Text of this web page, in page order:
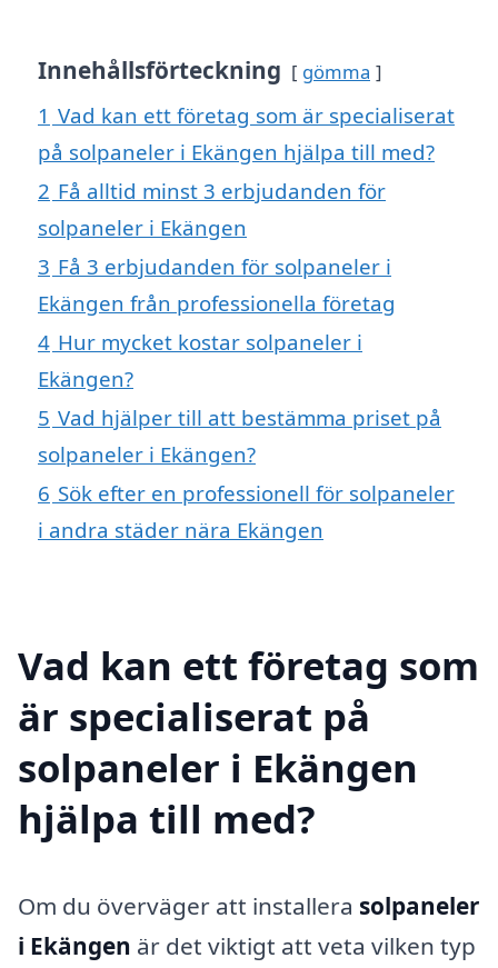
Innehållsförteckning gömma
1 Vad kan ett företag som är specialiserat
på solpaneler i Ekängen hjälpa till med?
2 Få alltid minst 3 erbjudanden för
solpaneler i Ekängen
3 Få 3 erbjudanden för solpaneler i
Ekängen från professionella företag
4 Hur mycket kostar solpaneler i
Ekängen?
5 Vad hjälper till att bestämma priset på
solpaneler i Ekängen?
6 Sök efter en professionell för solpaneler
i andra städer nära Ekängen
Vad kan ett företag som
är specialiserat på
solpaneler i Ekängen
hjälpa till med?
Om du överväger att installera solpaneler
i Ekängen är det viktigt att veta vilken typ